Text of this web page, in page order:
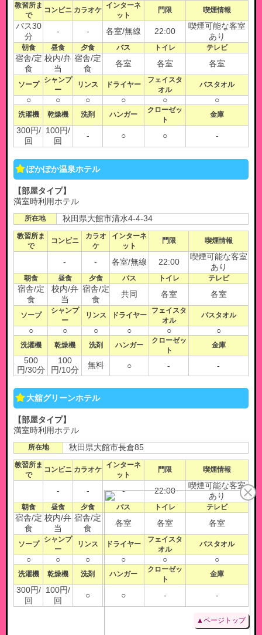
教習所ま
で
コンビニ カラオケ
インターネ
ット
門限 喫煙情報
バス30
分
- - 各室/無線 22:00
喫煙可能な客室
あり
朝食 昼食 夕食 バス トイレ テレビ
宿舎/定
食
校内/弁
当
宿舎/定
食
各室 各室 各室
ソープ
シャンプ
ー
リンス ドライヤー
フェイスタ
オル
バスタオル
○ ○ ○ ○ ○ ○
洗濯機 乾燥機 洗剤 ハンガー
クローゼッ
ト
金庫
300円/
回
100円/
回
- ○ ○ -
ぽかぽか温泉ホテル
【部屋タイプ】
満室時利用ホテル
所在地 秋田県大館市清水4-4-34
教習所ま
で
コンビニ
カラオ
ケ
インターネ
ット
門限 喫煙情報
- - 各室/無線 22:00
喫煙可能な客室
あり
朝食 昼食 夕食 バス トイレ テレビ
宿舎/定
食
校内/弁
当
宿舎/定
食
共同 各室 各室
ソープ
シャンプ
ー
リンス ドライヤー
フェイスタ
オル
バスタオル
○ ○ ○ ○ ○ ○
洗濯機 乾燥機 洗剤 ハンガー
クローゼッ
ト
金庫
500
円/30分
100
円/10分
無料 ○ - -
大舘グリーンホテル
【部屋タイプ】
満室時利用ホテル
所在地 秋田県大館市長倉85
教習所ま
で
コンビニ カラオケ
インターネ
ット
門限 喫煙情報
- - - 22:00
喫煙可能な客室
あり
朝食 昼食 夕食 バス トイレ テレビ
宿舎/定
食
校内/弁
当
宿舎/定
食
各室 各室 各室
ソープ
シャンプ
ー
リンス ドライヤー
フェイスタ
オル
バスタオル
○ ○ ○ ○ ○ ○
洗濯機 乾燥機 洗剤 ハンガー
クローゼッ
ト
金庫
300円/
回
100円/
回
○ ○ - -
▲ページトップ